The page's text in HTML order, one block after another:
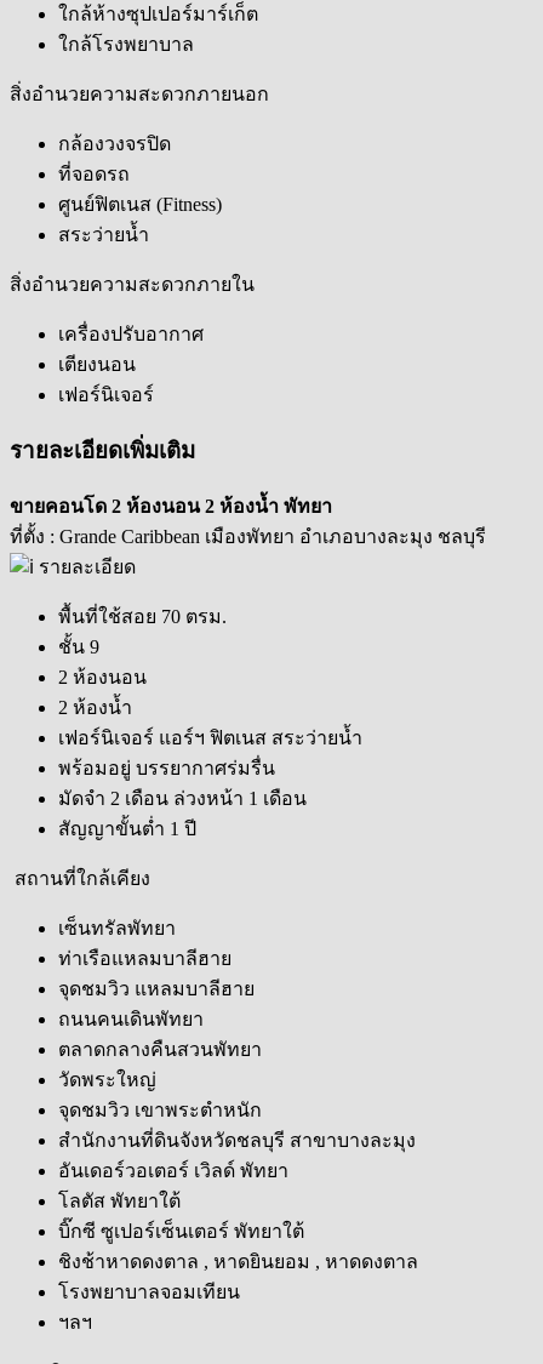
ใกล้ห้างซุปเปอร์มาร์เก็ต
ใกล้โรงพยาบาล
สิ่งอำนวยความสะดวกภายนอก
กล้องวงจรปิด
ที่จอดรถ
ศูนย์ฟิตเนส (Fitness)
สระว่ายน้ำ
สิ่งอำนวยความสะดวกภายใน
เครื่องปรับอากาศ
เตียงนอน
เฟอร์นิเจอร์
รายละเอียดเพิ่มเติม
ขายคอนโด 2 ห้องนอน 2 ห้องน้ำ พัทยา
ที่ตั้ง : Grande Caribbean เมืองพัทยา อำเภอบางละมุง ชลบุรี
รายละเอียด
พื้นที่ใช้สอย 70 ตรม.
ชั้น 9
2 ห้องนอน
2 ห้องน้ำ
เฟอร์นิเจอร์ แอร์ฯ ฟิตเนส สระว่ายน้ำ
พร้อมอยู่ บรรยากาศร่มรื่น
มัดจำ 2 เดือน ล่วงหน้า 1 เดือน
สัญญาขั้นต่ำ 1 ปี
สถานที่ใกล้เคียง
เซ็นทรัลพัทยา
ท่าเรือแหลมบาลีฮาย
จุดชมวิว แหลมบาลีฮาย
ถนนคนเดินพัทยา
ตลาดกลางคืนสวนพัทยา
วัดพระใหญ่
จุดชมวิว เขาพระตำหนัก
สำนักงานที่ดินจังหวัดชลบุรี สาขาบางละมุง
อันเดอร์วอเตอร์ เวิลด์ พัทยา
โลตัส พัทยาใต้
บิ๊กซี ซูเปอร์เซ็นเตอร์ พัทยาใต้
ชิงช้าหาดดงตาล , หาดยินยอม , หาดดงตาล
โรงพยาบาลจอมเทียน
ฯลฯ